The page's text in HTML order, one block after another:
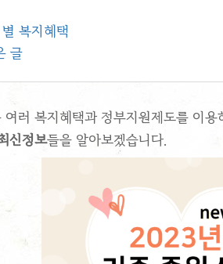
복지혜택
글
여러 복지혜택과 정부지원제도를 이
신정보들을 알아보겠습니다.